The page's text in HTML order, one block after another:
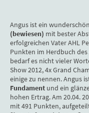
Angus ist ein
(bewiesen) mit bester
erfolgreichen Vater AHL
Punkten im Herdbuch
bedarf es nicht vieler
Show 2012, 4x Grand
einige zu nennen. Angus
Fundament und ein
hohen Ertrag. Am 20.04.
mit 491 Punkten,